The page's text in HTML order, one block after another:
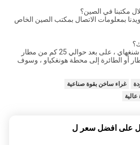
مكتبنا في الصين؟
بمعلومات الاتصال بمكتب الصين الخاص
ج: نحن موجودون في مدينة شنغهاي ، على بعد حوالي 25 كم من مطار
أو الطائرة إلى محطة هونغكياو ، وسوف
غراء ساخن بقوة صناعية
على افضل سعر ل